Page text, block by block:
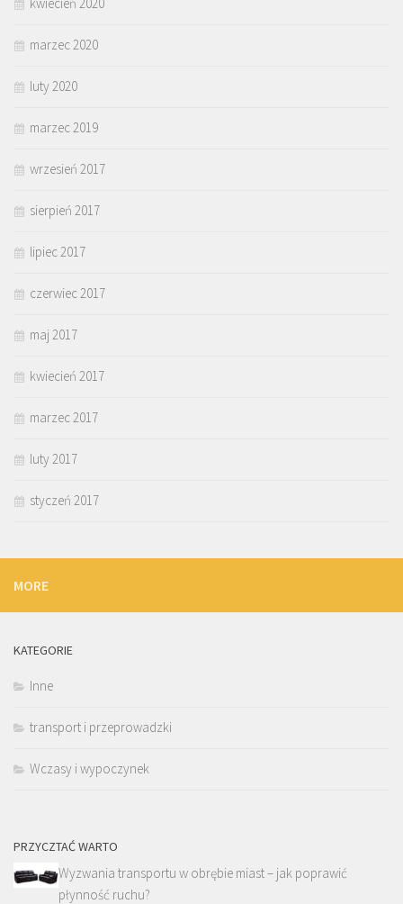
marzec 2020
luty 2020
marzec 2019
wrzesień 2017
sierpień 2017
lipiec 2017
czerwiec 2017
maj 2017
kwiecień 2017
marzec 2017
luty 2017
styczeń 2017
MORE
KATEGORIE
Inne
transport i przeprowadzki
Wczasy i wypoczynek
PRZYCZTAĆ WARTO
Wyzwania transportu w obrębie miast – jak poprawić
płynność ruchu?